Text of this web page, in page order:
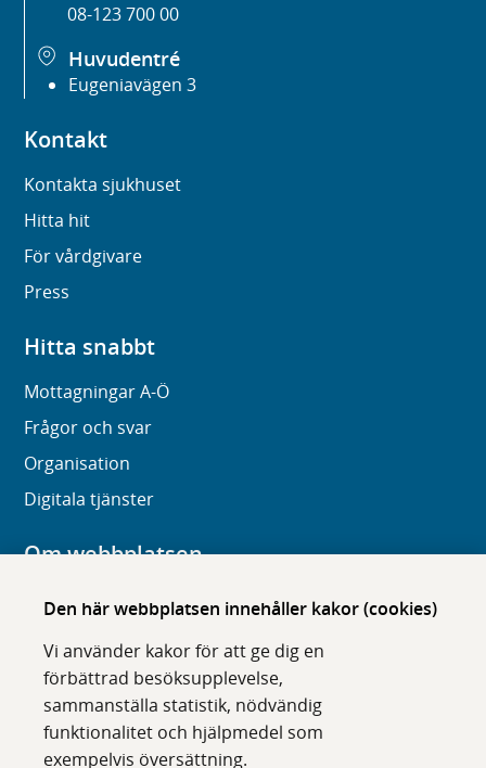
Den här webbplatsen innehåller kakor (cookies)
Vi använder kakor för att ge dig en
förbättrad besöksupplevelse,
sammanställa statistik, nödvändig
funktionalitet och hjälpmedel som
exempelvis översättning.
08-123 700 00
Huvudentré
Eugeniavägen 3
Kontakt
Kontakta sjukhuset
Hitta hit
För vårdgivare
Press
Hitta snabbt
Mottagningar A-Ö
Frågor och svar
Organisation
Digitala tjänster
Om webbplatsen
Om karolinska.se
Tillgänglighet
Om cookies